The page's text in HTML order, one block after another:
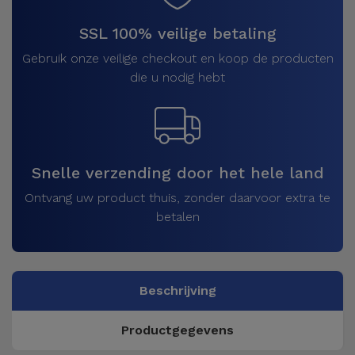
SSL 100% veilige betaling
Gebruik onze veilige checkout en koop de producten
die u nodig hebt
Snelle verzending door het hele land
Ontvang uw product thuis, zonder daarvoor extra te
betalen
Beschrijving
Productgegevens